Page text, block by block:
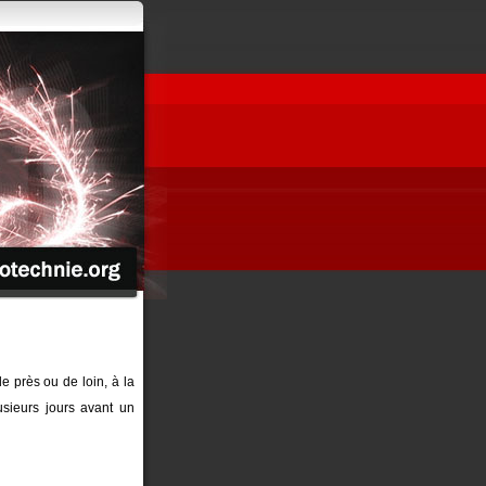
près ou de loin, à la
jours avant un